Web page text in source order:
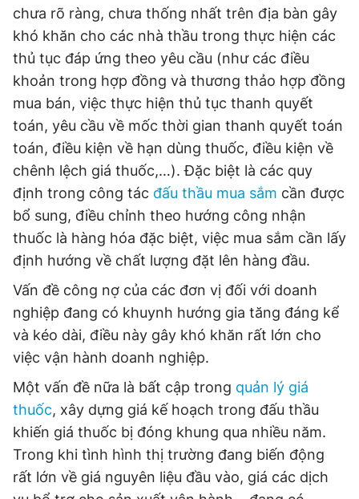
chưa rõ ràng, chưa thống nhất trên địa bàn gây
khó khăn cho các nhà thầu trong thực hiện các
thủ tục đáp ứng theo yêu cầu (như các điều
khoản trong hợp đồng và thương thảo hợp đồng
mua bán, việc thực hiện thủ tục thanh quyết
toán, yêu cầu về mốc thời gian thanh quyết toán
toán, điều kiện về hạn dùng thuốc, điều kiện về
chênh lệch giá thuốc,…). Đặc biệt là các quy
định trong công tác đấu thầu mua sắm cần được
bổ sung, điều chỉnh theo hướng công nhận
thuốc là hàng hóa đặc biệt, việc mua sắm cần lấy
định hướng về chất lượng đặt lên hàng đầu.
Vấn đề công nợ của các đơn vị đối với doanh
nghiệp đang có khuynh hướng gia tăng đáng kể
và kéo dài, điều này gây khó khăn rất lớn cho
việc vận hành doanh nghiệp.
Một vấn đề nữa là bất cập trong quản lý giá
thuốc, xây dựng giá kế hoạch trong đấu thầu
khiến giá thuốc bị đóng khung qua nhiều năm.
Trong khi tình hình thị trường đang biến động
rất lớn về giá nguyên liệu đầu vào, giá các dịch